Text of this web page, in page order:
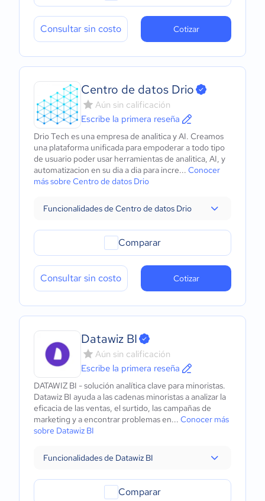
Consultar sin costo Cotizar
Centro de datos Drio
Aún sin calificación
Escribe la primera reseña
Drio Tech es una empresa de analitica y AI. Creamos
una plataforma unificada para empoderar a todo tipo
de usuario poder usar herramientas de analitica, AI, y
automatizacion en su dia a dia para incre... Conocer
más sobre Centro de datos Drio
Funcionalidades de Centro de datos Drio
Comparar
Consultar sin costo Cotizar
Datawiz BI
Aún sin calificación
Escribe la primera reseña
DATAWIZ BI - solución analítica clave para minoristas.
Datawiz BI ayuda a las cadenas minoristas a analizar la
eficacia de las ventas, el surtido, las campañas de
marketing y a encontrar problemas en... Conocer más
sobre Datawiz BI
Funcionalidades de Datawiz BI
Comparar